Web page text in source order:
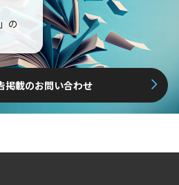
の
掲載のお問い合わせ